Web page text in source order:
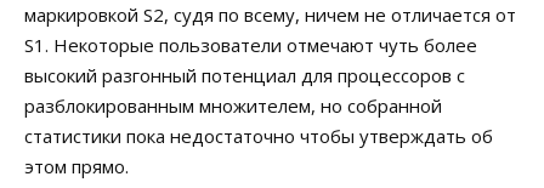
маркировкой S2, судя по всему, ничем не отличается от
S1. Некоторые пользователи отмечают чуть более
высокий разгонный потенциал для процессоров с
разблокированным множителем, но собранной
статистики пока недостаточно чтобы утверждать об
этом прямо.